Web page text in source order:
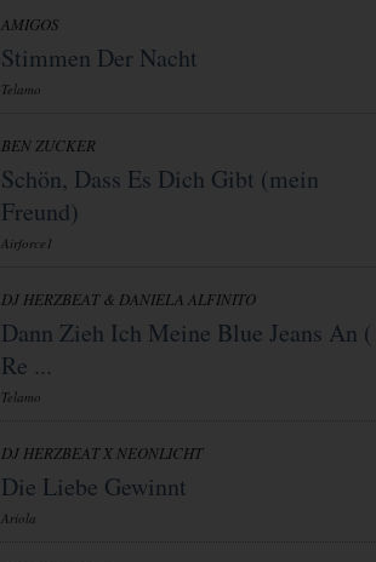
AMIGOS
Stimmen Der Nacht
Telamo
BEN ZUCKER
Schön, Dass Es Dich Gibt (mein
Freund)
Airforce1
DJ HERZBEAT & DANIELA ALFINITO
Dann Zieh Ich Meine Blue Jeans An (
Re ...
Telamo
DJ HERZBEAT X NEONLICHT
Die Liebe Gewinnt
Ariola